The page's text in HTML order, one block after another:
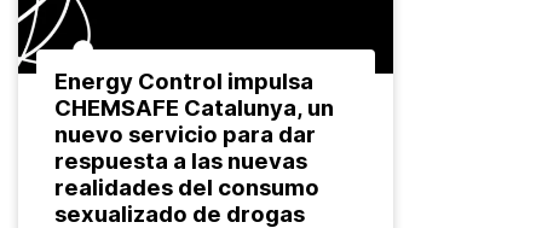
Energy Control impulsa
CHEMSAFE Catalunya, un
nuevo servicio para dar
respuesta a las nuevas
realidades del consumo
sexualizado de drogas